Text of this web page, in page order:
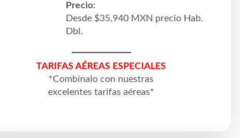
Precio:
Desde $35,940 MXN precio Hab.
Dbl.
TARIFAS AÉREAS ESPECIALES
*Combínalo con nuestras
excelentes tarifas aéreas*